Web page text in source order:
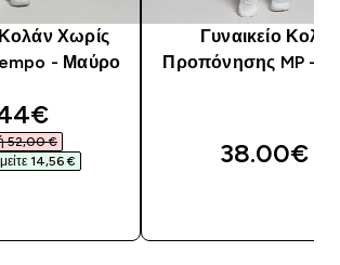
Κολάν Χωρίς
- Μαύρο
price
52,00 €‎
14,56 €‎
Γυναικείο Κολάν
Προπόνησης MP -
38.00€‎